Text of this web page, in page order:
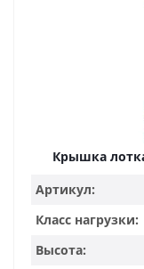
Крышка
Артикул:
Класс нагрузки:
Высота: